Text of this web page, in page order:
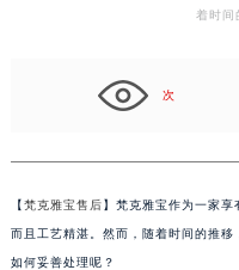
着时间
次
【梵克雅宝售后】梵克雅宝作为一家享
而且工艺精湛。然而，随着时间的推移
如何妥善处理呢？